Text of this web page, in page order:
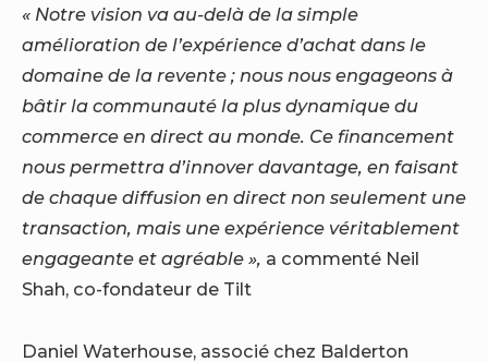
« Notre vision va au-delà de la simple
amélioration de l’expérience d’achat dans le
domaine de la revente ; nous nous engageons à
bâtir la communauté la plus dynamique du
commerce en direct au monde. Ce financement
nous permettra d’innover davantage, en faisant
de chaque diffusion en direct non seulement une
transaction, mais une expérience véritablement
engageante et agréable », a commenté Neil
Shah, co-fondateur de Tilt
Daniel Waterhouse, associé chez Balderton